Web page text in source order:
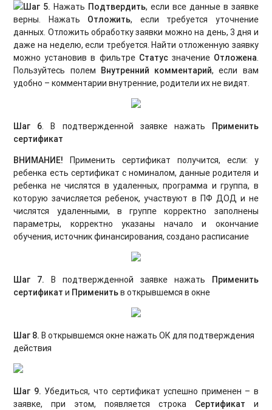
Шаг 5. Нажать Подтвердить, если все данные в заявке
верны. Нажать Отложить, если требуется уточнение
данных. Отложить обработку заявки можно на день, 3 дня и
даже на неделю, если требуется. Найти отложенную заявку
можно установив в фильтреСтатусзначение Отложена.
Пользуйтесь полем Внутренний комментарий, если вам
удобно – комментарии внутренние, родители их не видят.
Шаг 6. В подтвержденной заявке нажать Применить
сертификат
ВНИМАНИЕ! Применить сертификат получится, если: у
ребенка есть сертификат с номиналом, данные родителя и
ребенка не числятся в удаленных, программа и группа, в
которую зачисляется ребенок, участвуют в ПФ ДОД и не
числятся удаленными, в группе корректно заполнены
параметры, корректно указаны начало и окончание
обучения, источник финансирования, создано расписание
Шаг 7.В подтвержденной заявке нажать Применить
сертификат и Применитьв открывшемся в окне
Шаг 8. В открывшемся окне нажать ОК для подтверждения
действия
Шаг 9. Убедиться, что сертификат успешно применен – в
заявке, при этом, появляется строка Сертификат и